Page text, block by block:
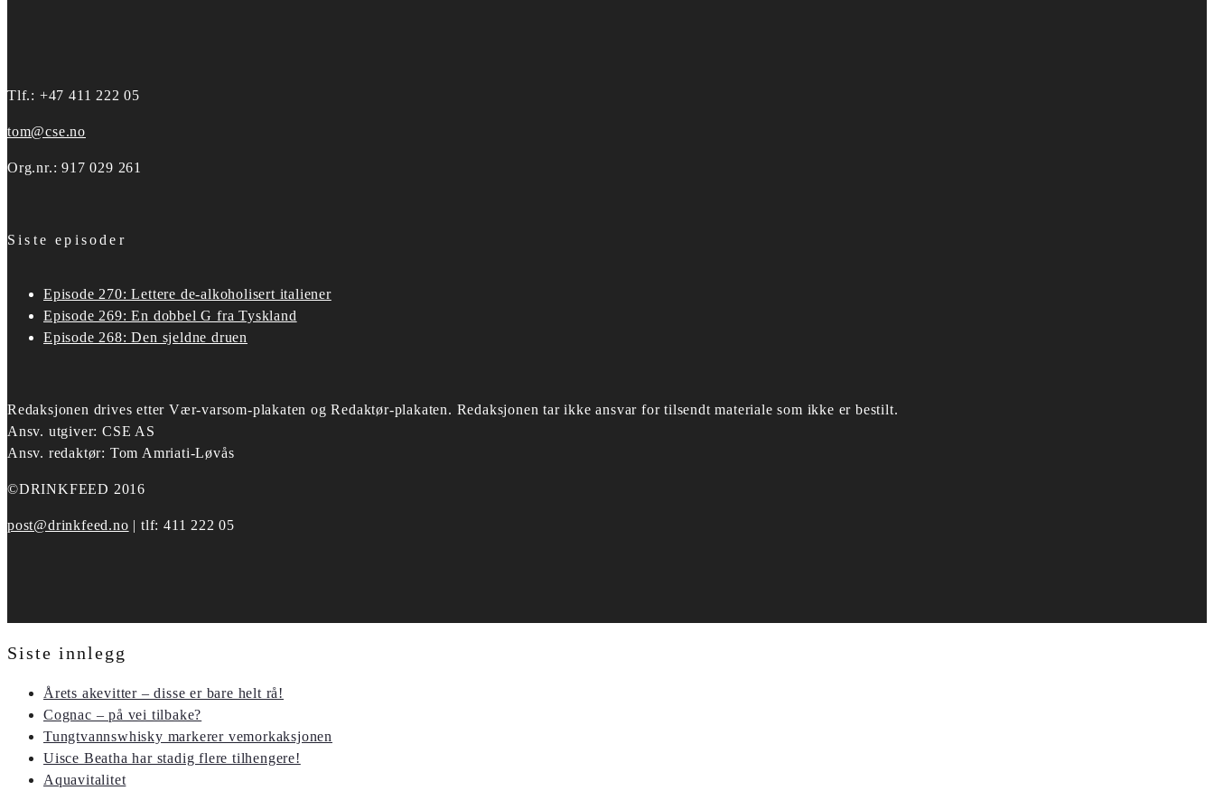
Tlf.: +47 411 222 05
tom@cse.no
Org.nr.: 917 029 261
Siste episoder
Episode 270: Lettere de-alkoholisert italiener
Episode 269: En dobbel G fra Tyskland
Episode 268: Den sjeldne druen
Redaksjonen drives etter Vær-varsom-plakaten og Redaktør-plakaten. Redaksjonen tar ikke ansvar for tilsendt materiale som ikke er bestilt.
Ansv. utgiver: CSE AS
Ansv. redaktør: Tom Amriati-Løvås
©DRINKFEED 2016
post@drinkfeed.no | tlf: 411 222 05
Siste innlegg
Årets akevitter – disse er bare helt rå!
Cognac – på vei tilbake?
Tungtvannswhisky markerer vemorkaksjonen
Uisce Beatha har stadig flere tilhengere!
Aquavitalitet